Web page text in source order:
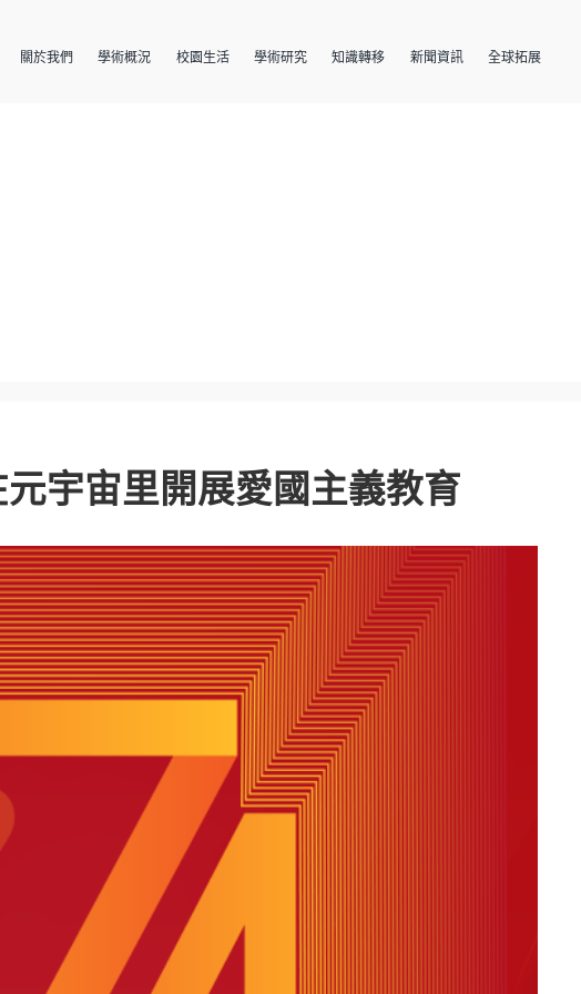
關於我們 學術概況 校園生活 學術研究 知識轉移 新聞資訊 全球拓展
宇宙里開展愛國主義教育